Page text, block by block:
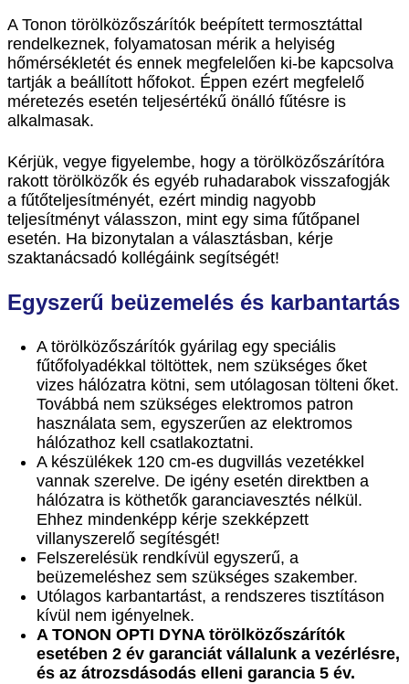
A Tonon törölközőszárítók beépített termosztáttal
rendelkeznek, folyamatosan mérik a helyiség
hőmérsékletét és ennek megfelelően ki-be kapcsolva
tartják a beállított hőfokot. Éppen ezért megfelelő
méretezés esetén teljesértékű önálló fűtésre is
alkalmasak.
Kérjük, vegye figyelembe, hogy a törölközőszárítóra
rakott törölközők és egyéb ruhadarabok visszafogják
a fűtőteljesítményét, ezért mindig nagyobb
teljesítményt válasszon, mint egy sima fűtőpanel
esetén. Ha bizonytalan a választásban, kérje
szaktanácsadó kollégáink segítségét!
Egyszerű beüzemelés és karbantartás
A törölközőszárítók gyárilag egy speciális
fűtőfolyadékkal töltöttek, nem szükséges őket
vizes hálózatra kötni, sem utólagosan tölteni őket.
Továbbá nem szükséges elektromos patron
használata sem, egyszerűen az elektromos
hálózathoz kell csatlakoztatni.
A készülékek 120 cm-es dugvillás vezetékkel
vannak szerelve. De igény esetén direktben a
hálózatra is köthetők garanciavesztés nélkül.
Ehhez mindenképp kérje szekképzett
villanyszerelő segítésgét!
Felszerelésük rendkívül egyszerű, a
beüzemeléshez sem szükséges szakember.
Utólagos karbantartást, a rendszeres tisztításon
kívül nem igényelnek.
A TONON OPTI DYNA törölközőszárítók
esetében 2 év garanciát vállalunk a vezérlésre,
és az átrozsdásodás elleni garancia 5 év.